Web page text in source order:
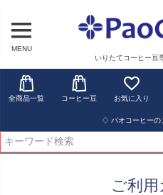
MENU
いりたてコーヒー豆
全商品一覧 コーヒー豆 お気に入り
♢ パオコーヒーの
ご利用